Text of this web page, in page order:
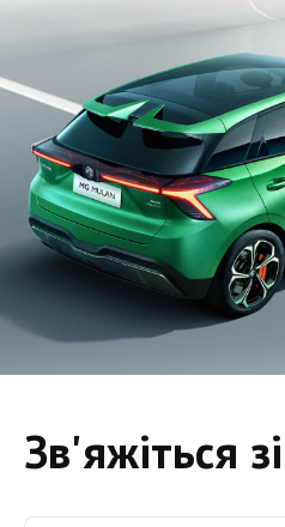
Зв'яжіться